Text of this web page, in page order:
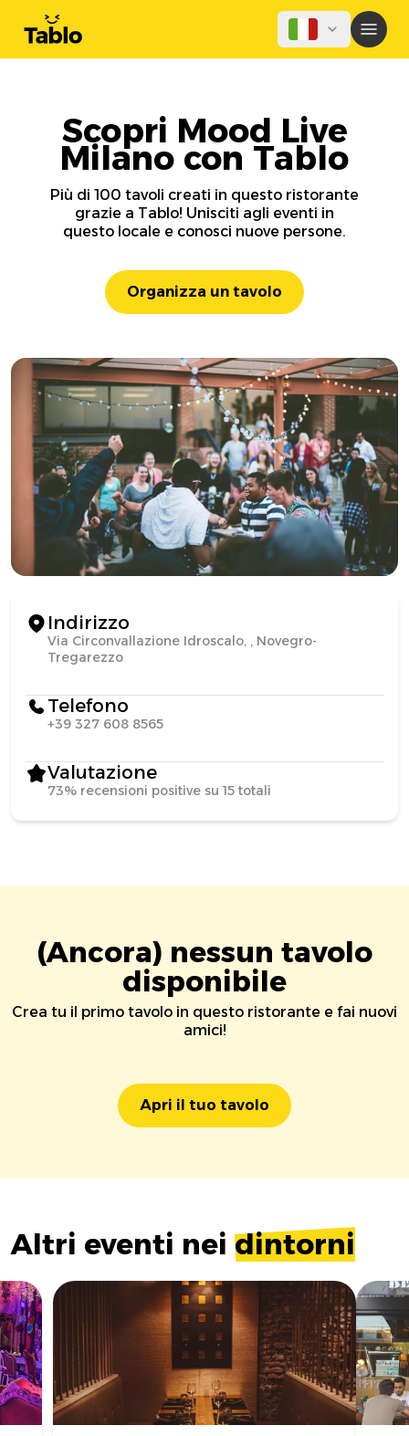
Scopri Mood Live
Milano con Tablo
Più di 100 tavoli creati in questo ristorante
grazie a Tablo! Unisciti agli eventi in
questo locale e conosci nuove persone.
Organizza un tavolo
Indirizzo
Via Circonvallazione Idroscalo, , Novegro-
Tregarezzo
Telefono
+39 327 608 8565
Valutazione
73% recensioni positive su 15 totali
(Ancora) nessun tavolo
disponibile
Crea tu il primo tavolo in questo ristorante e fai nuovi
amici!
Apri il tuo tavolo
Altri eventi nei dintorni